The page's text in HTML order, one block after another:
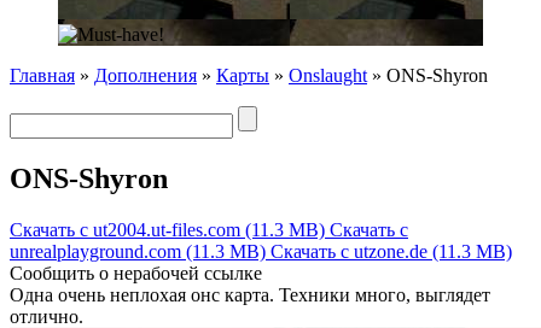
Главная » Дополнения » Карты » Onslaught » ONS-Shyron
ONS-Shyron
Скачать с ut2004.ut-files.com (11.3 MB) Скачать с
unrealplayground.com (11.3 MB) Скачать с utzone.de (11.3 MB)
Сообщить о нерабочей ссылке
Одна очень неплохая онс карта. Техники много, выглядет
отлично.